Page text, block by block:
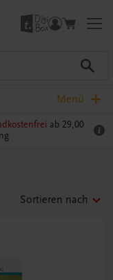
Menü
ab 29,00
Sortieren nach